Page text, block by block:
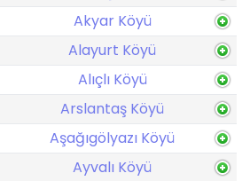
Akyar Köyü
Alayurt Köyü
Alıçlı Köyü
Arslantaş Köyü
Aşağıgölyazı Köyü
Ayvalı Köyü